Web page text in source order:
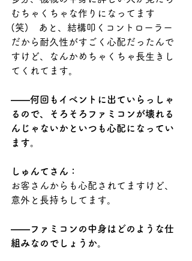
むちゃくちゃな作りになってます
(笑)　あと、結構叩くコントローラー
だから耐久性がすごく心配だったんで
すけど、なんかめちゃくちゃ長生きし
てくれてます。
――何回もイベントに出ていらっしゃ
るので、そろそろファミコンが壊れる
んじゃないかといつも心配になってい
ます。
しゅんてさん：
お客さんからも心配されてますけど、
意外と長持ちしてます。
――ファミコンの中身はどのような仕
組みなのでしょうか。